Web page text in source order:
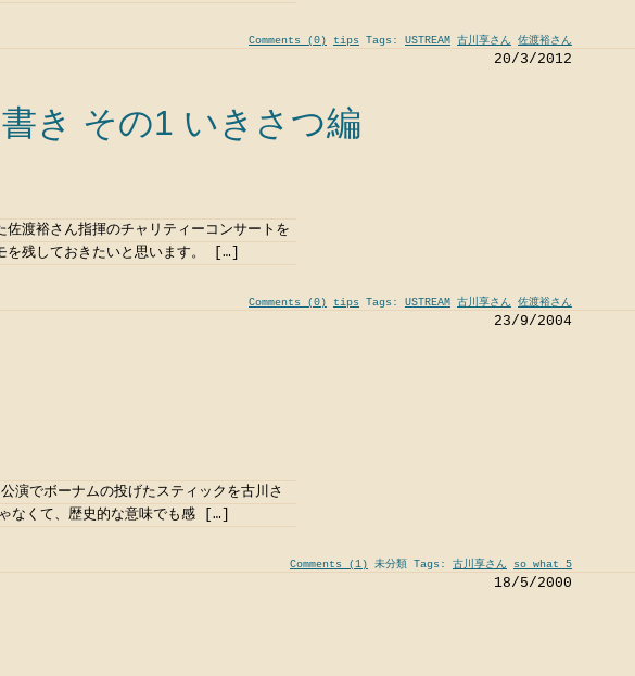
Comments (0) tips Tags: USTREAM 古川享さん 佐渡裕さん
20/3/2012
き その1 いきさつ編
渡裕さん指揮のチャリティーコンサートを
を残しておきたいと思います。 […]
Comments (0) tips Tags: USTREAM 古川享さん 佐渡裕さん
23/9/2004
演でボーナムの投げたスティックを古川さ
なくて、歴史的な意味でも感 […]
Comments (1) 未分類 Tags: 古川享さん so what 5
18/5/2000